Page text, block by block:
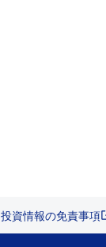
投資情報の免責事項